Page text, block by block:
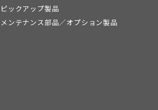
ピックアップ製品
メンテナンス部品／オプション製品